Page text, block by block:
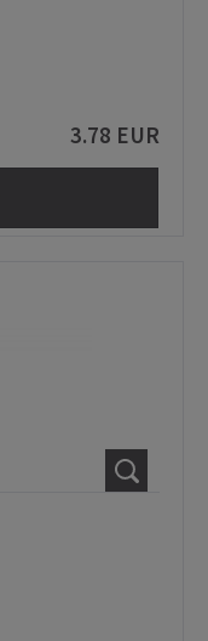
3.78 EUR